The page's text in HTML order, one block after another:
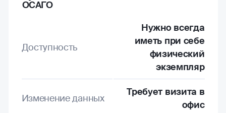
ОСАГО
Доступность
Нужно всегда
иметь при себе
физический
экземпляр
Изменение данных
Требует визита в
офис